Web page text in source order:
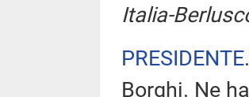
Italia-
PRESIDENTE
Borghi. Ne